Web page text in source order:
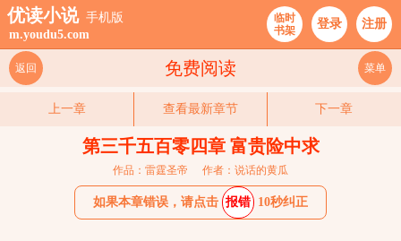
优读小说 手机版
m.youdu5.com
临时
书架
登录 注册
免费阅读
返回 菜单
上一章 查看最新章节 下一章
第三千五百零四章 富贵险中求
作品：雷霆圣帝 作者：说话的黄瓜
如果本章错误，请点击 报错 10秒纠正